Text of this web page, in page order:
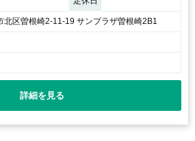
北区曽根崎2-11-19 サンプラザ曽根崎2B1
詳細を見る